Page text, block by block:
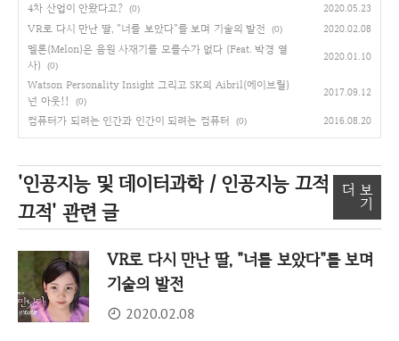
4차 산업이 안왔다고? (0) 2020.05.23
VR로 다시 만난 딸, "너를 보았다"를 보며 기술의 발전 (0) 2020.02.08
멜론(Melon)은 음원 사재기를 모를수가 없다 (Feat. 박경 열
사)
(0)
2020.01.10
Watson Personality Insight 그리고 SK의 Aibril(에이브릴)
넌 아웃!!
(0)
2017.09.12
컴퓨터가 되려는 인간과 인간이 되려는 컴퓨터 (0) 2016.08.20
'인공지능 및 데이터과학 / 인공지능 끄적
끄적' 관련 글
더 보
기
VR로 다시 만난 딸, "너를 보았다"를 보며
기술의 발전
2020.02.08